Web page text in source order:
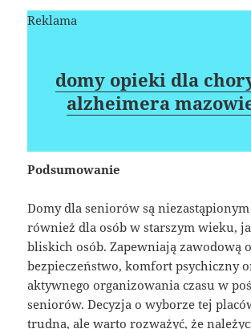
Reklama
domy opieki dla
alzheimera
Podsumowanie
Domy dla seniorów są
również dla osób w starszym wieku,
bliskich osób. Zapewniają zawodową
bezpieczeństwo, komfort psychiczny
aktywnego organizowania czasu w
seniorów. Decyzja o wyborze tej
trudna, ale warto rozważyć, że